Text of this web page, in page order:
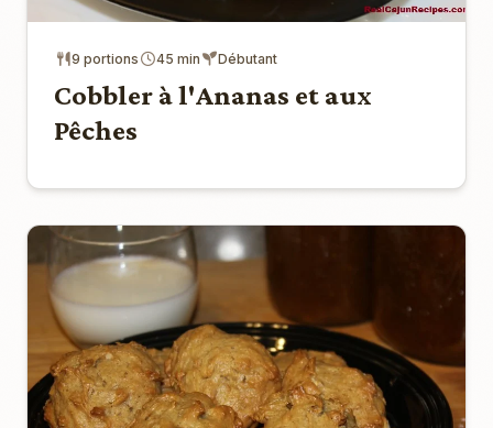
9 portions 45 min Débutant
Cobbler à l'Ananas et aux
Pêches